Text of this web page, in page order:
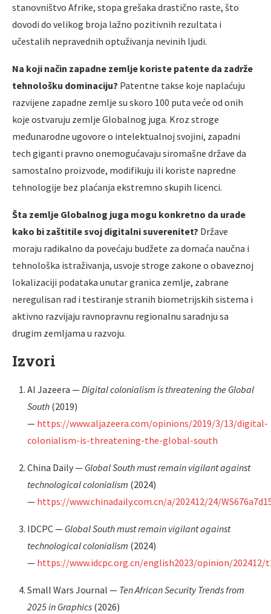
stanovništvo Afrike, stopa grešaka drastično raste, što
dovodi do velikog broja lažno pozitivnih rezultata i
učestalih nepravednih optuživanja nevinih ljudi.
Na koji način zapadne zemlje koriste patente da zadrže
tehnološku dominaciju? Patentne takse koje naplaćuju
razvijene zapadne zemlje su skoro 100 puta veće od onih
koje ostvaruju zemlje Globalnog juga. Kroz stroge
međunarodne ugovore o intelektualnoj svojini, zapadni
tech giganti pravno onemogućavaju siromašne države da
samostalno proizvode, modifikuju ili koriste napredne
tehnologije bez plaćanja ekstremno skupih licenci.
Šta zemlje Globalnog juga mogu konkretno da urade
kako bi zaštitile svoj digitalni suverenitet? Države
moraju radikalno da povećaju budžete za domaća naučna i
tehnološka istraživanja, usvoje stroge zakone o obaveznoj
lokalizaciji podataka unutar granica zemlje, zabrane
neregulisan rad i testiranje stranih biometrijskih sistema i
aktivno razvijaju ravnopravnu regionalnu saradnju sa
drugim zemljama u razvoju.
Izvori
Al Jazeera —Digital colonialism is threatening the Global
South (2019)
— https://www.aljazeera.com/opinions/2019/3/13/digital-
colonialism-is-threatening-the-global-south
China Daily — Global South must remain vigilant against
technological colonialism (2024)
— https://www.chinadaily.com.cn/a/202412/24/
IDCPC — Global South must remain vigilant against
technological colonialism (2024)
— https://www.idcpc.org.cn/english2023/opinion/202412/
Small Wars Journal — Ten African Security Trends from
2025 in Graphics (2026)